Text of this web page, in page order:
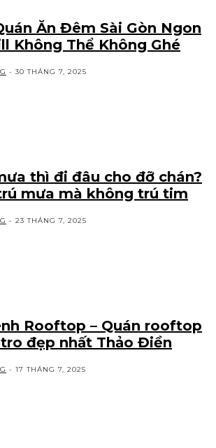
Ăn Đêm Sài Gòn Ngon
Không Thể Không Ghé
- 30 THÁNG 7, 2025
thì đi đâu cho đỡ chán?
mưa mà không trú tim
- 23 THÁNG 7, 2025
Rooftop – Quán rooftop
đẹp nhất Thảo Điền
- 17 THÁNG 7, 2025